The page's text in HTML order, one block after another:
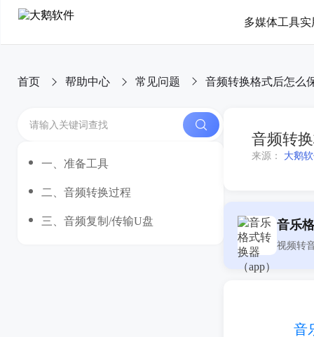
多媒体工具实
首页 帮助中心 常见问题 音频转换格式后怎么
一、准备工具
二、音频转换过程
三、音频复制/传输U盘
音频转
来源： 大鹅
音乐
视频转
音